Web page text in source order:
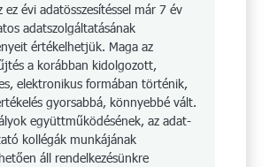
ez évi adatösszesítéssel már 7 év
adatszolgáltatásának
értékelhetjük. Maga az
a korábban kidolgozott,
elektronikus formában történik,
gyorsabbá, könnyebbé vált.
együttműködésének, az adat­
kollégák munkájának
áll rendelkezésünkre